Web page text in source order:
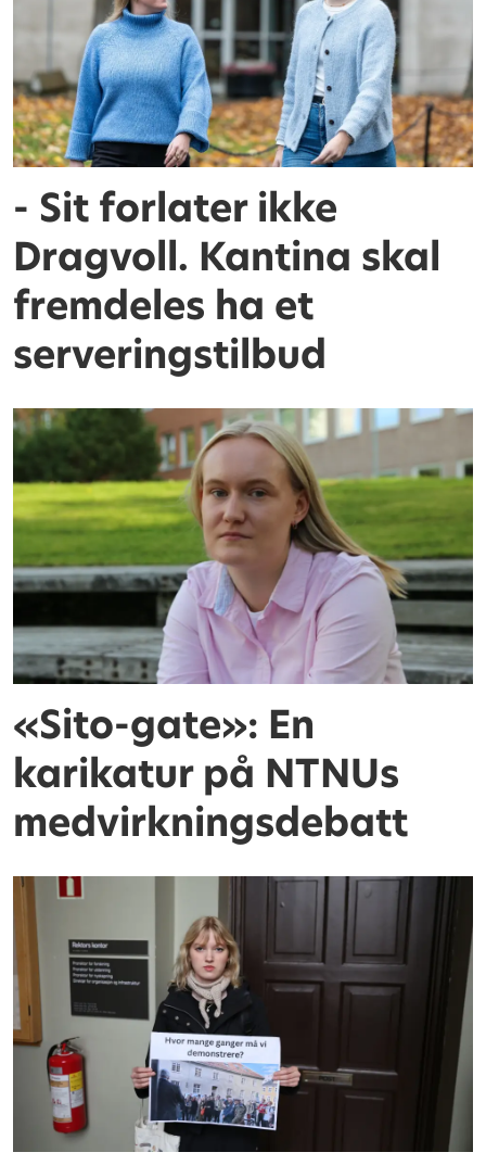
- Sit forlater ikke
Dragvoll. Kantina skal
fremdeles ha et
serveringstilbud
«Sito-gate»: En
karikatur på NTNUs
medvirkningsdebatt